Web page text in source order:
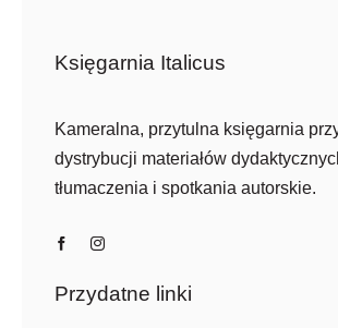
Księgarnia Italicus
Kameralna, przytulna księgarnia
dystrybucji materiałów
tłumaczenia i spotkania autorskie.
Przydatne linki